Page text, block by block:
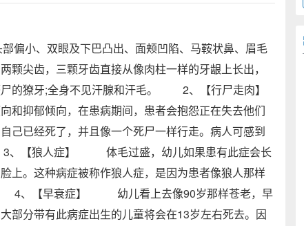
小、双眼及下巴凸出、面颊凹陷、马鞍状鼻、眉毛
尖齿，三颗牙齿直接从像肉柱一样的牙龈上长出，
尸的獠牙;全身不见汗腺和汗毛。 2、【行尸走肉】
抑郁倾向，在患病期间，患者会抱怨正在失去他们
己已经死了，并且像一个死尸一样行走。病人可感到
、【狼人症】 体毛过盛，幼儿如果患有此症会长
上。这种病症被称作狼人症，是因为患者像狼人那样
4、【早衰症】 幼儿看上去像90岁那样苍老，早
部分带有此病症出生的儿童将会在13岁左右死去。因